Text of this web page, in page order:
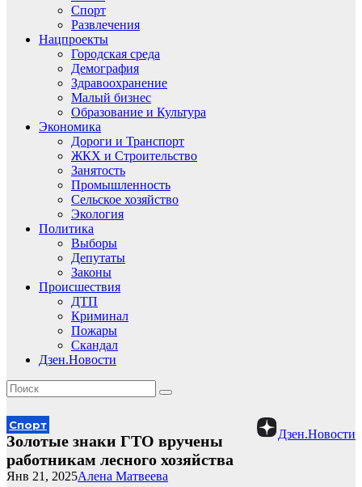
Спорт
Развлечения
Нацпроекты
Городская среда
Демография
Здравоохранение
Малый бизнес
Образование и Культура
Экономика
Дороги и Транспорт
ЖКХ и Строительство
Занятость
Промышленность
Сельское хозяйство
Экология
Политика
Выборы
Депутаты
Законы
Происшествия
ДТП
Криминал
Пожары
Скандал
Дзен.Новости
Дзен.Новости
Спорт
Золотые знаки ГТО вручены
работникам лесного хозяйства
Алена Матвеева
Янв 21, 2025